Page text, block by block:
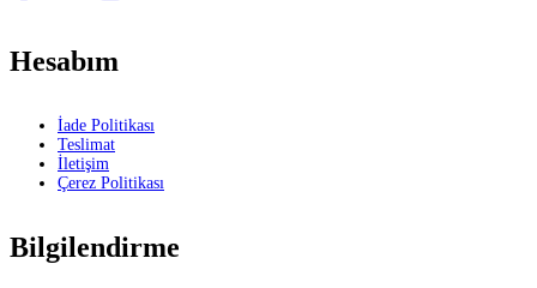
Hesabım
İade Politikası
Teslimat
İletişim
Çerez Politikası
Bilgilendirme